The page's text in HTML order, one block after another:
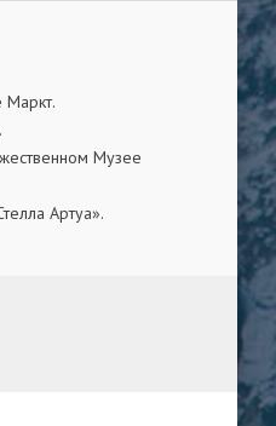
Маркт.
Музее
Артуа».